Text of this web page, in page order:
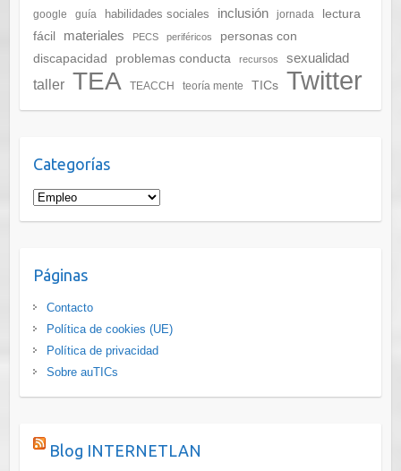
google
guía habilidades sociales inclusión jornada
lectura
fácil
materiales PECS periféricos
personas con
discapacidad
problemas conducta recursos sexualidad
taller TEA TEACCH teoría mente TICs Twitter
Categorías
C
a
g
o
r
í
a
Páginas
Contacto
Política de cookies (UE)
Política de privacidad
Sobre auTICs
Blog INTERNETLAN